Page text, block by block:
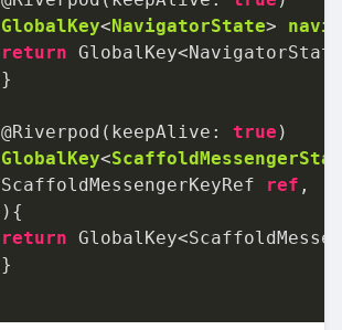
GlobalKey< NavigatorState>
return
}
@Riverpod(keepAlive: true
GlobalKey<
ScaffoldMessengerKeyRef
ref
)
return
}